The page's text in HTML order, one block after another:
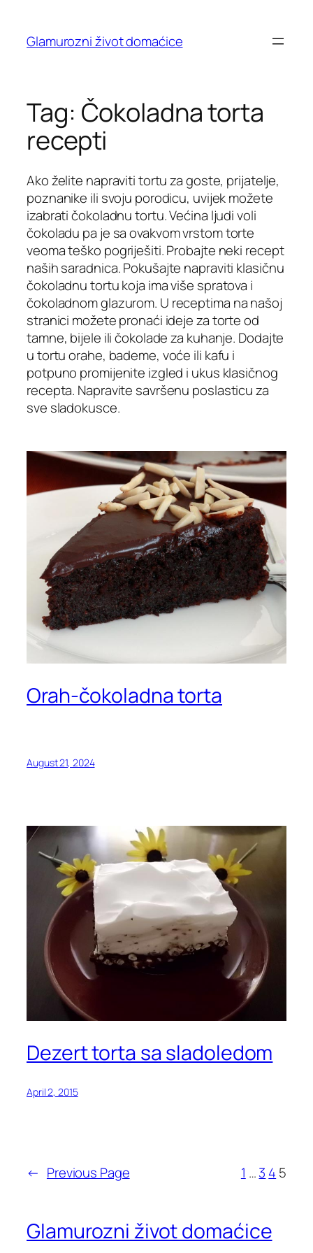
content
Glamurozni život domaćice
Tag: Čokoladna torta
recepti
Ako želite napraviti tortu za goste, prijatelje,
poznanike ili svoju porodicu, uvijek možete
izabrati čokoladnu tortu. Većina ljudi voli
čokoladu pa je sa ovakvom vrstom torte
veoma teško pogriješiti. Probajte neki recept
naših saradnica. Pokušajte napraviti klasičnu
čokoladnu tortu koja ima više spratova i
čokoladnom glazurom. U receptima na našoj
stranici možete pronaći ideje za torte od
tamne, bijele ili čokolade za kuhanje. Dodajte
u tortu orahe, bademe, voće ili kafu i
potpuno promijenite izgled i ukus klasičnog
recepta. Napravite savršenu poslasticu za
sve sladokusce.
Orah-čokoladna torta
August 21, 2024
Dezert torta sa sladoledom
April 2, 2015
← Previous Page 1 …3 4 5
Glamurozni život domaćice